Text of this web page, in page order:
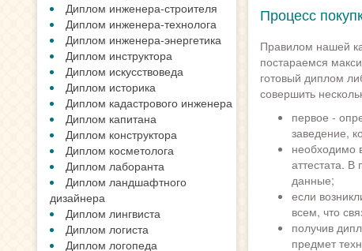
Диплом инженера-строителя
Диплом инженера-технолога
Диплом инженера-энергетика
Диплом инструктора
Диплом искусствоведа
Диплом историка
Диплом кадастрового инженера
Диплом капитана
Диплом конструктора
Диплом косметолога
Диплом лаборанта
Диплом ландшафтного
дизайнера
Диплом лингвиста
Диплом логиста
Диплом логопеда
Процесс
Правилом нашей
постараемся
готовый диплом
совершить
первое -
заведение,
необходимо
аттестата. В
данные;
если
всем, что
получив
предмет